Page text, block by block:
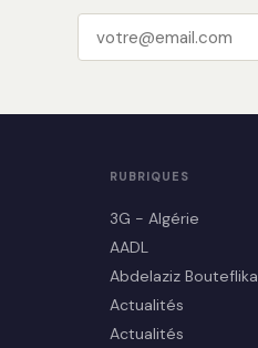
RUBRIQUES
3G - Algérie
AADL
Abdelaziz Bouteflika
Actualités
Actualités